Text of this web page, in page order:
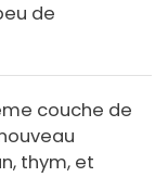
de
couche de
thym, et